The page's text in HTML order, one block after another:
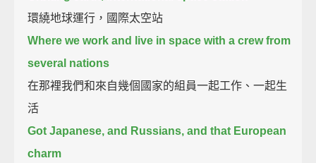
環繞地球運行，國際太空站
Where we work and live in space with a crew from
several nations
在那裡我們和來自幾個國家的組員一起工作、一起生
活
Got Japanese, and Russians, and that European
charm